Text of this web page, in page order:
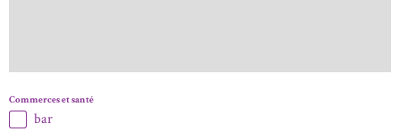
Commerces et santé
bar